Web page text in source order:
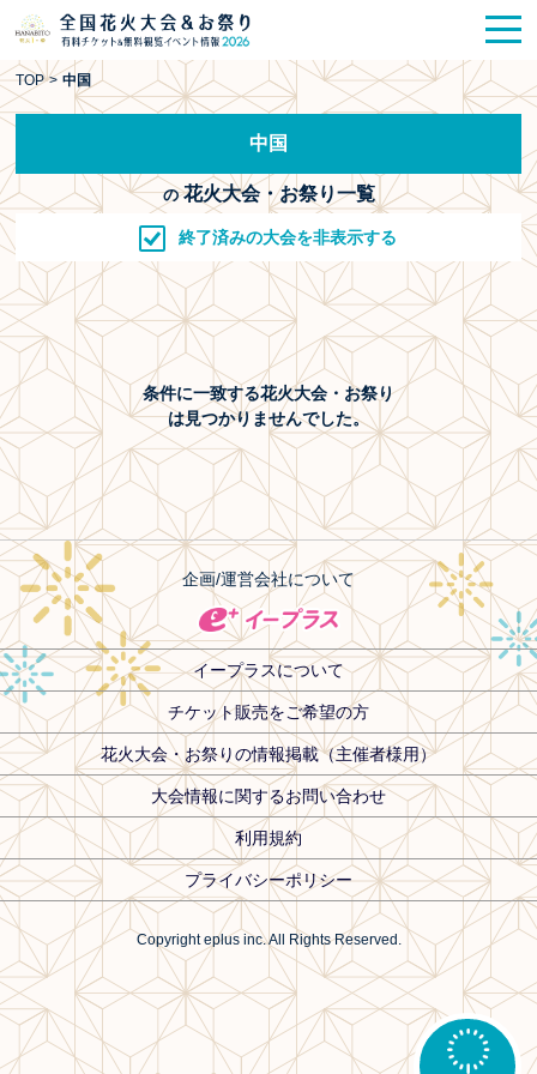
花火大会
HANABITO の道
SPICE レポート記事
今週末開催 花火・祭一覧
TOP
TOP > 中国
中国
の花火大会・お祭り一覧
終了済みの大会を非表示する
条件に一致する花火大会・お祭り
は見つかりませんでした。
企画/運営会社について
イープラスについて
チケット販売をご希望の方
花火大会・お祭りの情報掲載（主催者様用）
大会情報に関するお問い合わせ
利用規約
プライバシーポリシー
Copyright eplus inc. All Rights Reserved.